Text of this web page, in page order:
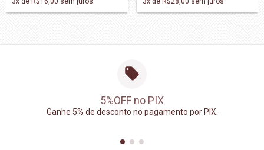
5%OFF no PIX
Ganhe 5% de desconto no pagamento por PIX.